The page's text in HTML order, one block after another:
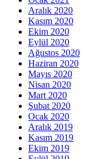
Aralık 2020
Kasım 2020
Ekim 2020
Eylül 2020
Ağustos 2020
Haziran 2020
Mayıs 2020
Nisan 2020
Mart 2020
Şubat 2020
Ocak 2020
Aralık 2019
Kasım 2019
Ekim 2019